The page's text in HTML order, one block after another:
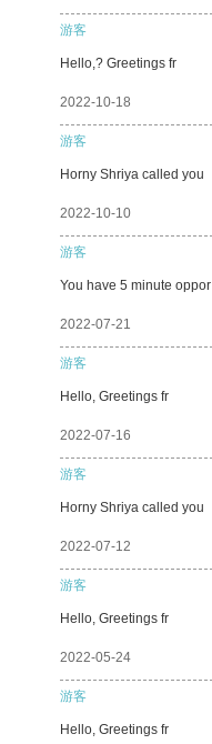
游客
Hello,? Greetings fr
2022-10-18
游客
Horny Shriya called you
2022-10-10
游客
You have 5 minute oppor
2022-07-21
游客
Hello, Greetings fr
2022-07-16
游客
Horny Shriya called you
2022-07-12
游客
Hello, Greetings fr
2022-05-24
游客
Hello, Greetings fr